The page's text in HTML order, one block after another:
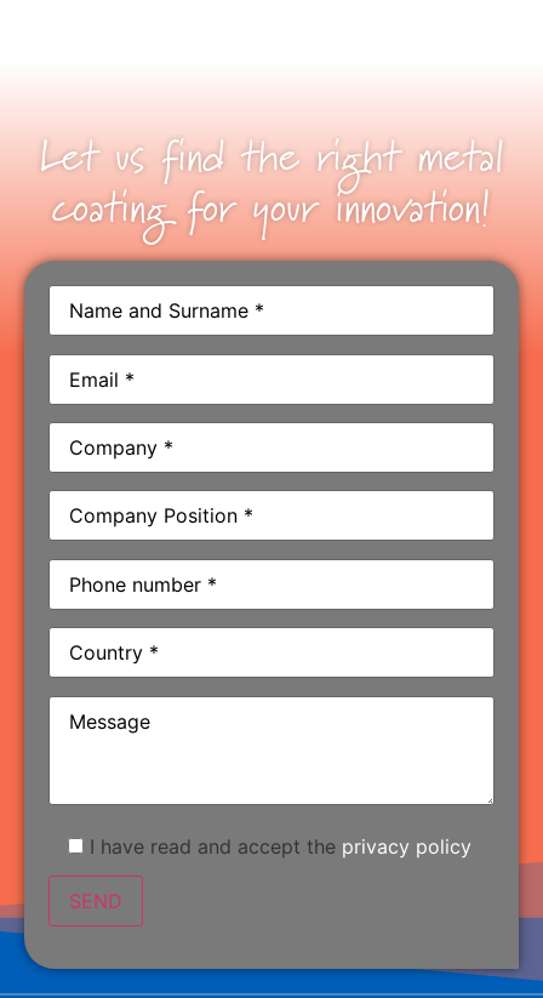
Let us find the right metal
coating for your innovation!
I have read and accept the privacy policy